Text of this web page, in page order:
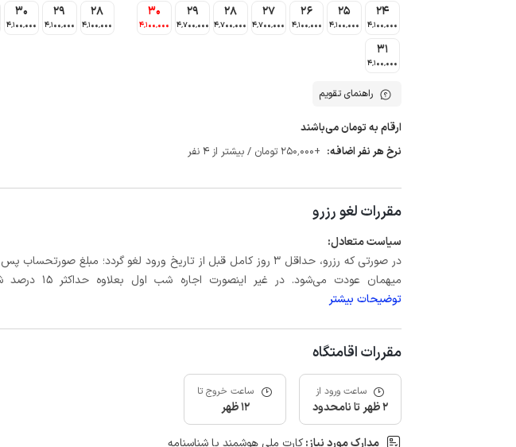
24
4٬100٬000
25
4٬100٬000
26
4٬100٬000
27
4٬700٬000
28
4٬700٬000
29
4٬700٬000
30
4٬100٬000
31
4٬100٬000
28
4٬100٬000
29
4٬100٬000
30
4٬100٬000
راهنمای تقویم
ارقام به تومان می‌باشند
نرخ هر نفر اضافه: +250٬000 تومان / بیشتر از 4 نفر
مقررات لغو رزرو
سیاست متعادل:
میهمان عودت می‌شود. در غیر اینصورت اجاره شب اول بعلاوه حداکثر 15 درصد شب‌های باقیمانده کسر می‌شود.
توضیحات بیشتر
مقررات اقامتگاه
ساعت ورود از
2 ظهر تا نامحدود
ساعت خروج تا
12 ظهر
مدارک مورد نیاز:کارت ملی هوشمند یا شناسنامه